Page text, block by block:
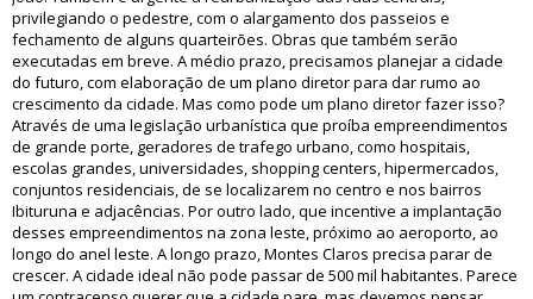
privilegiando o pedestre, com o alargamento dos passeios e
fechamento de alguns quarteirões. Obras que também serão
executadas em breve. A médio prazo, precisamos planejar a cidade
do futuro, com elaboração de um plano diretor para dar rumo ao
crescimento da cidade. Mas como pode um plano diretor fazer isso?
Através de uma legislação urbanística que proíba empreendimentos
de grande porte, geradores de trafego urbano, como hospitais,
escolas grandes, universidades, shopping centers, hipermercados,
conjuntos residenciais, de se localizarem no centro e nos bairros
Ibituruna e adjacências. Por outro lado, que incentive a implantação
desses empreendimentos na zona leste, próximo ao aeroporto, ao
longo do anel leste. A longo prazo, Montes Claros precisa parar de
crescer. A cidade ideal não pode passar de 500 mil habitantes. Parece